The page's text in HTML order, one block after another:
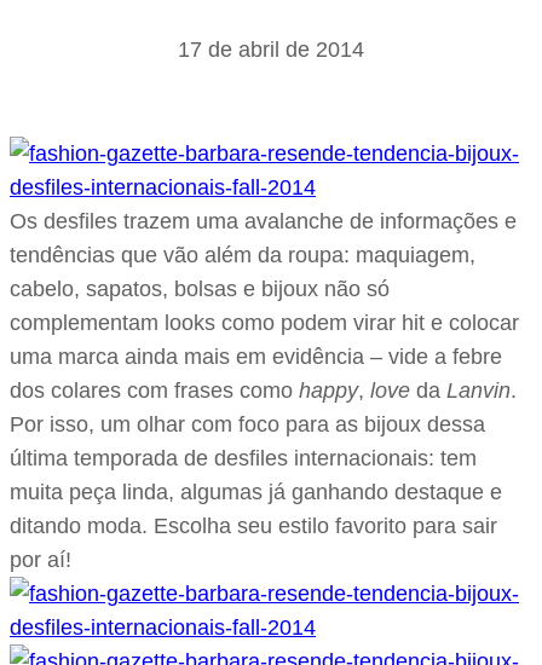
17 de abril de 2014
Os desfiles trazem uma avalanche de informações e
tendências que vão além da roupa: maquiagem,
cabelo, sapatos, bolsas e bijoux não só
complementam looks como podem virar hit e colocar
uma marca ainda mais em evidência – vide a febre
dos colares com frases como happy, love da Lanvin.
Por isso, um olhar com foco para as bijoux dessa
última temporada de desfiles internacionais: tem
muita peça linda, algumas já ganhando destaque e
ditando moda. Escolha seu estilo favorito para sair
por aí!